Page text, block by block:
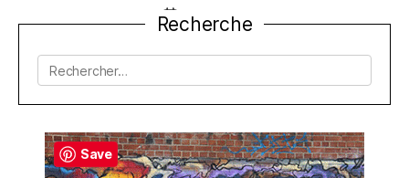
Date
de
27 juin 2014
Recherche
Rechercher :
Save